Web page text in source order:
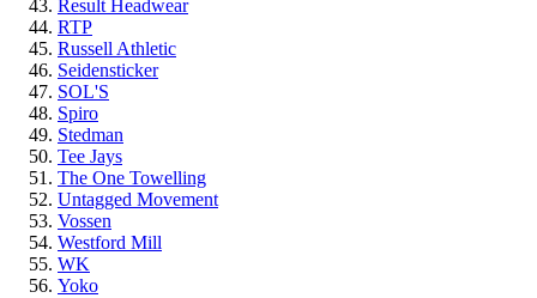
Result Headwear
RTP
Russell Athletic
Seidensticker
SOL'S
Spiro
Stedman
Tee Jays
The One Towelling
Untagged Movement
Vossen
Westford Mill
WK
Yoko